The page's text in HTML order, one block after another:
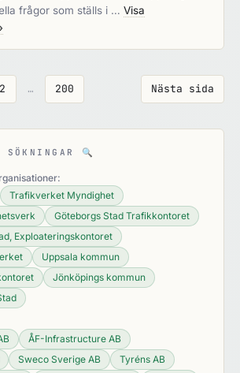
frågor som ställs i … Visa
Nästa sida
2 … 200
SÖKNINGAR 🔍
Trafikverket Myndighet
Göteborgs Stad Trafikkontoret
Exploateringskontoret
Uppsala kommun
Jönköpings kommun
ÅF-Infrastructure AB
Sweco Sverige AB
Tyréns AB